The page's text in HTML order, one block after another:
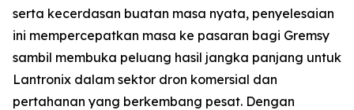
serta kecerdasan buatan masa nyata, penyelesaian
ini mempercepatkan masa ke pasaran bagi Gremsy
sambil membuka peluang hasil jangka panjang untuk
Lantronix dalam sektor dron komersial dan
pertahanan yang berkembang pesat. Dengan